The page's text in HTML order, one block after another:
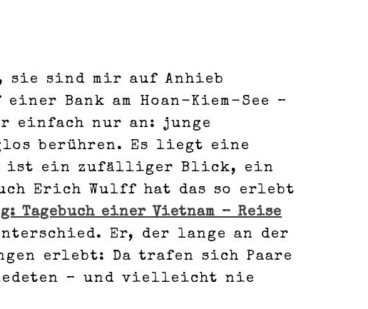
sie sind mir auf Anhieb
Bank am Hoan-Kiem-See –
einfach nur an: junge
berühren. Es liegt eine
ist ein zufälliger Blick, ein
Erich Wulff hat das so erlebt
Tagebuch einer Vietnam – Reise
Er, der lange an der
erlebt: Da trafen sich Paare
– und vielleicht nie